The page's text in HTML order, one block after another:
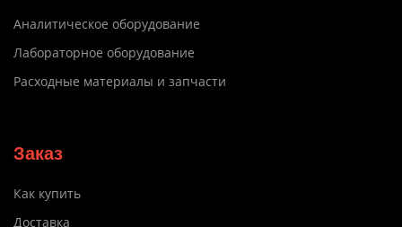
Аналитическое оборудование
Лабораторное оборудование
Расходные материалы и запчасти
Заказ
Как купить
Доставка